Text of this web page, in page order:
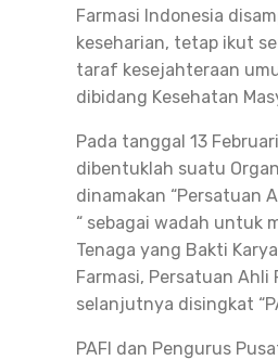
Farmasi Indonesia
keseharian, tetap ikut
taraf kesejahteraan
dibidang Kesehatan
Pada tanggal 13
dibentuklah suatu
dinamakan “Persatuan
“ sebagai wadah untuk
Tenaga yang Bakti
Farmasi, Persatuan Ahli
selanjutnya disingkat
PAFI dan Pengurus